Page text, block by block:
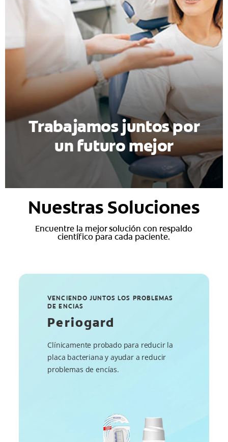
UY (ES)
SUSCRIBITE
Trabajamos juntos por
un futuro mejor
Nuestras Soluciones
Encuentre la mejor solución con respaldo
científico para cada paciente.
VENCIENDO JUNTOS LOS PROBLEMAS
DE ENCIAS
Periogard
Clínicamente probado para reducir la
placa bacteriana y ayudar a reducir
problemas de encías.